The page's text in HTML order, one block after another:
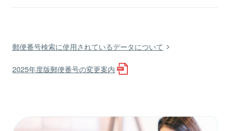
郵便番号検索に使用されているデータについて
2025年度版郵便番号の変更案内